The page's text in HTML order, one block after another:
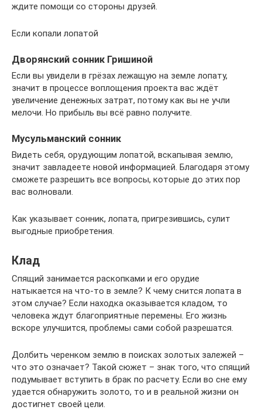
ждите помощи со стороны друзей.
Если копали лопатой
Дворянский сонник Гришиной
Если вы увидели в грёзах лежащую на земле лопату,
значит в процессе воплощения проекта вас ждёт
увеличение денежных затрат, потому как вы не учли
мелочи. Но прибыль вы всё равно получите.
Мусульманский сонник
Видеть себя, орудующим лопатой, вскапывая землю,
значит завладеете новой информацией. Благодаря этому
сможете разрешить все вопросы, которые до этих пор
вас волновали.
Как указывает сонник, лопата, пригрезившись, сулит
выгодные приобретения.
Клад
Спящий занимается раскопками и его орудие
натыкается на что-то в земле? К чему снится лопата в
этом случае? Если находка оказывается кладом, то
человека ждут благоприятные перемены. Его жизнь
вскоре улучшится, проблемы сами собой разрешатся.
Долбить черенком землю в поисках золотых залежей –
что это означает? Такой сюжет – знак того, что спящий
подумывает вступить в брак по расчету. Если во сне ему
удается обнаружить золото, то и в реальной жизни он
достигнет своей цели.